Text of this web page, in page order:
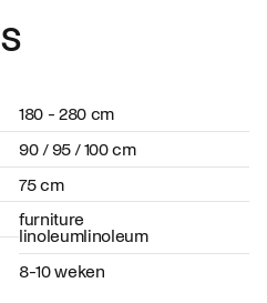
180 - 280 cm
90 / 95 / 100 cm
75 cm
furniture
linoleumlinoleum
8-10 weken